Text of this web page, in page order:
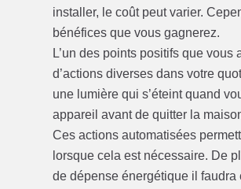
installer, le coût peut varier.
bénéfices que vous gagnerez.
L’un des points positifs que
d’actions diverses dans votre
une lumière qui s’éteint quand
appareil avant de quitter la
Ces actions automatisées
lorsque cela est nécessaire. De
de dépense énergétique il faudra